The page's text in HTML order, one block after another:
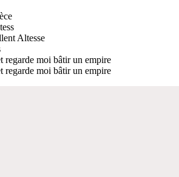
Altesse
regarde moi bâtir un empire
regarde moi bâtir un empire